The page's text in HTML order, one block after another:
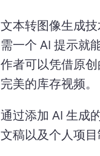
文本转图像生成
需一个 AI 提示就
作者可以凭借原
完美的库存视频。
通过添加 AI 生成
文稿以及个人项目